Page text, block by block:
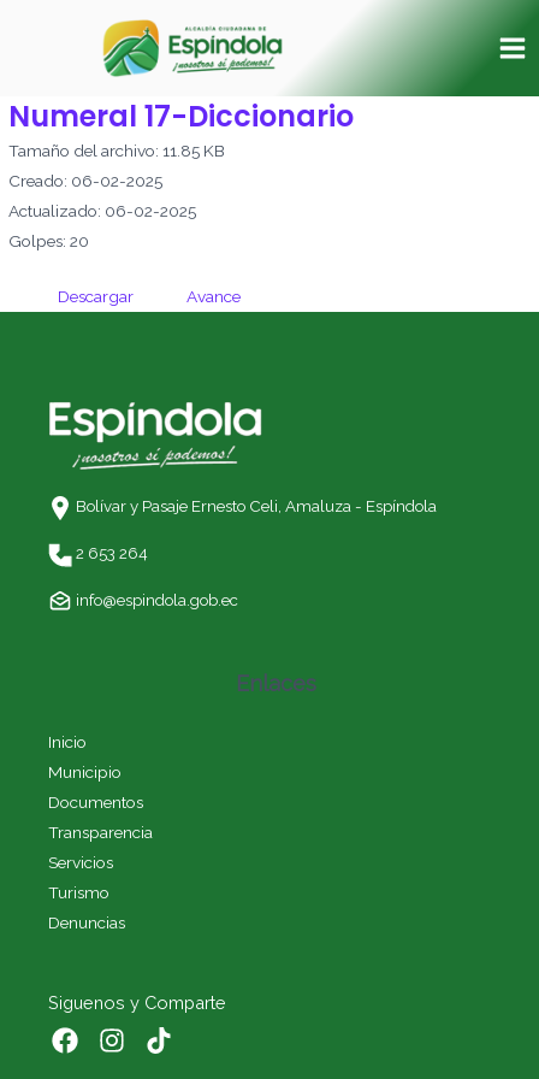
Numeral 17-Diccionario
Tamaño del archivo: 11.85 KB
Creado: 06-02-2025
Actualizado: 06-02-2025
Golpes: 20
Descargar Avance
Bolívar y Pasaje Ernesto Celi, Amaluza - Espíndola
2 653 264
info@espindola.gob.ec
Enlaces
Inicio
Municipio
Documentos
Transparencia
Servicios
Turismo
Denuncias
Siguenos y Comparte